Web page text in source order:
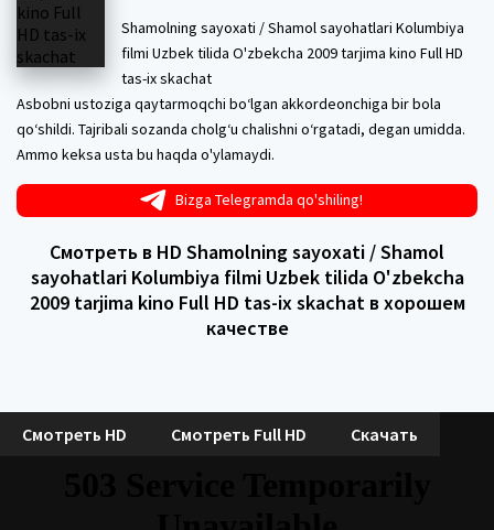
Shamolning sayoxati / Shamol sayohatlari Kolumbiya
filmi Uzbek tilida O'zbekcha 2009 tarjima kino Full HD
tas-ix skachat
Asbobni ustoziga qaytarmoqchi bo‘lgan akkordeonchiga bir bola
qo‘shildi. Tajribali sozanda cholg‘u chalishni o‘rgatadi, degan umidda.
Ammo keksa usta bu haqda o'ylamaydi.
Bizga Telegramda qo'shiling!
Смотреть в HD Shamolning sayoxati / Shamol
sayohatlari Kolumbiya filmi Uzbek tilida O'zbekcha
2009 tarjima kino Full HD tas-ix skachat в хорошем
качестве
Смотреть HD Смотреть Full HD Скачать